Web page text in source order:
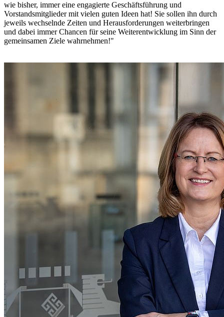
wie bisher, immer eine engagierte Geschäftsführung und
Vorstandsmitglieder mit vielen guten Ideen hat! Sie sollen ihn durch
jeweils wechselnde Zeiten und Herausforderungen weiterbringen
und dabei immer Chancen für seine Weiterentwicklung im Sinn der
gemeinsamen Ziele wahrnehmen!"